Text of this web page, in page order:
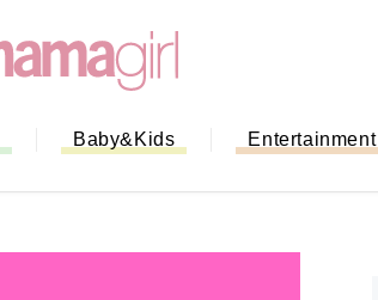
Baby&Kids Entertainment